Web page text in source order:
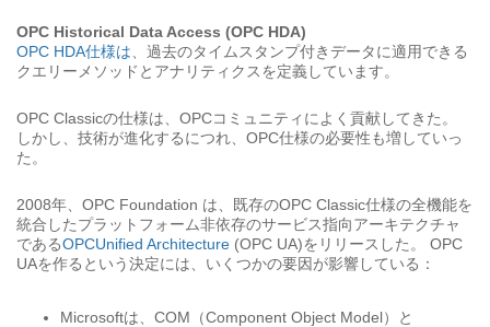
OPC Historical Data Access (OPC HDA)
OPC HDA仕様は 、過去のタイムスタンプ付きデータに適用できる
クエリーメソッドとアナリティクスを定義しています。
OPC Classicの仕様は、OPCコミュニティによく貢献してきた。
しかし、技術が進化するにつれ、OPC仕様の必要性も増していっ
た。
2008年、OPC Foundation は、既存のOPC Classic仕様の全機能を
統合したプラットフォーム非依存のサービス指向アーキテクチャ
であるOPCUnified Architecture (OPC UA)をリリースした。 OPC
UAを作るという決定には、いくつかの要因が影響している：
Microsoftは、COM（Component Object Model）と